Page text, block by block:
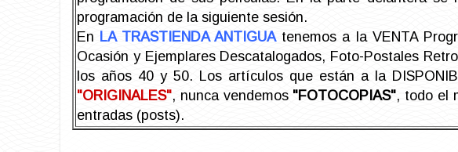
programación de la siguiente sesión.
En LA TRASTIENDA ANTIGUAtenemos a la VENTA
Ocasión y Ejemplares Descatalogados, Foto-Postales
los años 40 y 50. Los artículos que están a la
"ORIGINALES", nunca vendemos "FOTOCOPIAS", todo el
entradas (posts).